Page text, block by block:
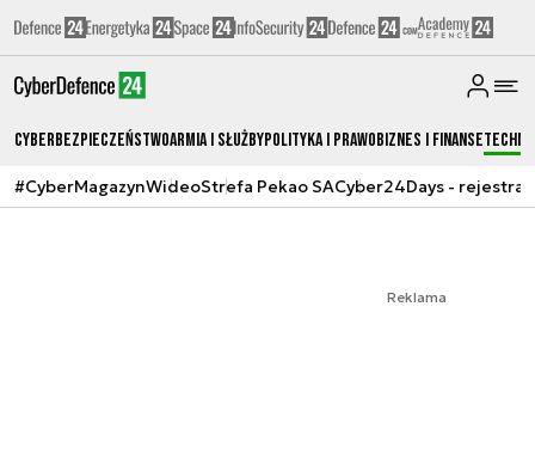
CyberbezpieczeństwoArmia i SłużbyPolityka i prawoBiznes i Finanse
#CyberMagazynWideoStrefa Pekao SACyber24Days -
Reklama